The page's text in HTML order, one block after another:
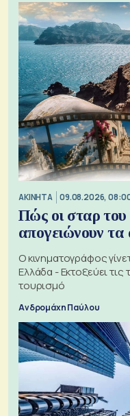
ΑΚΙΝΗΤΑ 09.08.2026,
Πώς οι σταρ του
απογειώνουν τα
Ο κινηματογράφος
Ελλάδα - Εκτοξεύει τις
τουρισμό
Ανδρομάχη Παύλου